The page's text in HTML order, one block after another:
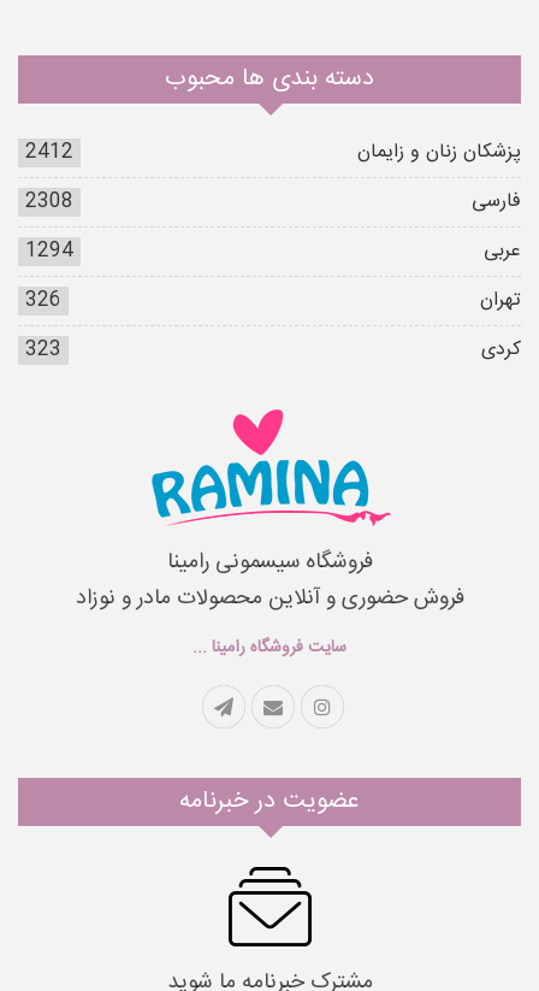
دسته بندی ها محبوب
پزشکان زنان و زایمان
2412
فارسی
2308
عربی
1294
تهران
326
کردی
323
فروشگاه سیسمونی رامینا
فروش حضوری و آنلاین محصولات مادر و نوزاد
سایت فروشگاه رامینا ...
عضویت در خبرنامه
مشترک خبرنامه ما شوید